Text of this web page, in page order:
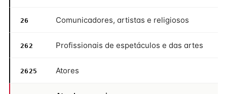
26 Comunicadores, artistas e religiosos
262 Profissionais de espetáculos e das artes
2625 Atores